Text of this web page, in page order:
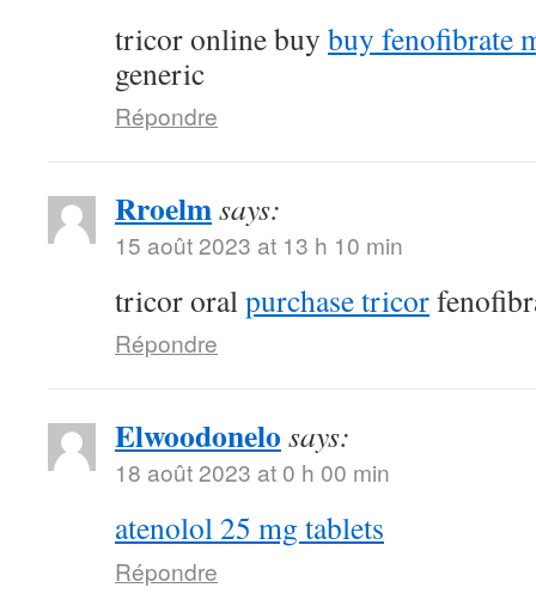
tricor online buy buy fenofibrate
generic
Répondre
Rroelmsays:
15 août 2023 at 13 h 10 min
tricor oralpurchase tricor
Répondre
Elwoodonelo says:
18 août 2023 at 0 h 00 min
atenolol 25 mg tablets
Répondre